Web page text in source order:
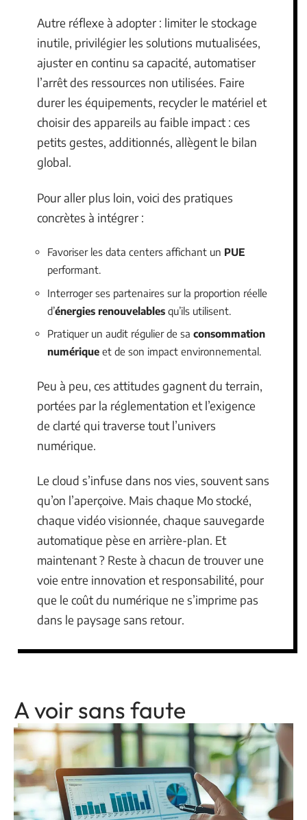
Autre réflexe à adopter : limiter le stockage
inutile, privilégier les solutions mutualisées,
ajuster en continu sa capacité, automatiser
l’arrêt des ressources non utilisées. Faire
durer les équipements, recycler le matériel et
choisir des appareils au faible impact : ces
petits gestes, additionnés, allègent le bilan
global.
Pour aller plus loin, voici des pratiques
concrètes à intégrer :
Favoriser les data centers affichant un PUE
performant.
Interroger ses partenaires sur la proportion réelle
d’énergies renouvelables qu’ils utilisent.
Pratiquer un audit régulier de sa consommation
numérique et de son impact environnemental.
Peu à peu, ces attitudes gagnent du terrain,
portées par la réglementation et l’exigence
de clarté qui traverse tout l’univers
numérique.
Le cloud s’infuse dans nos vies, souvent sans
qu’on l’aperçoive. Mais chaque Mo stocké,
chaque vidéo visionnée, chaque sauvegarde
automatique pèse en arrière-plan. Et
maintenant ? Reste à chacun de trouver une
voie entre innovation et responsabilité, pour
que le coût du numérique ne s’imprime pas
dans le paysage sans retour.
A voir sans faute